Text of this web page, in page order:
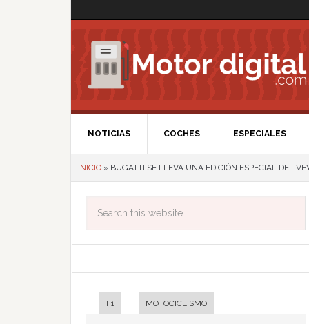
NOTICIAS COCHES ESPECIALES
INICIO » BUGATTI SE LLEVA UNA EDICIÓN ESPECIAL DEL
F1 MOTOCICLISMO